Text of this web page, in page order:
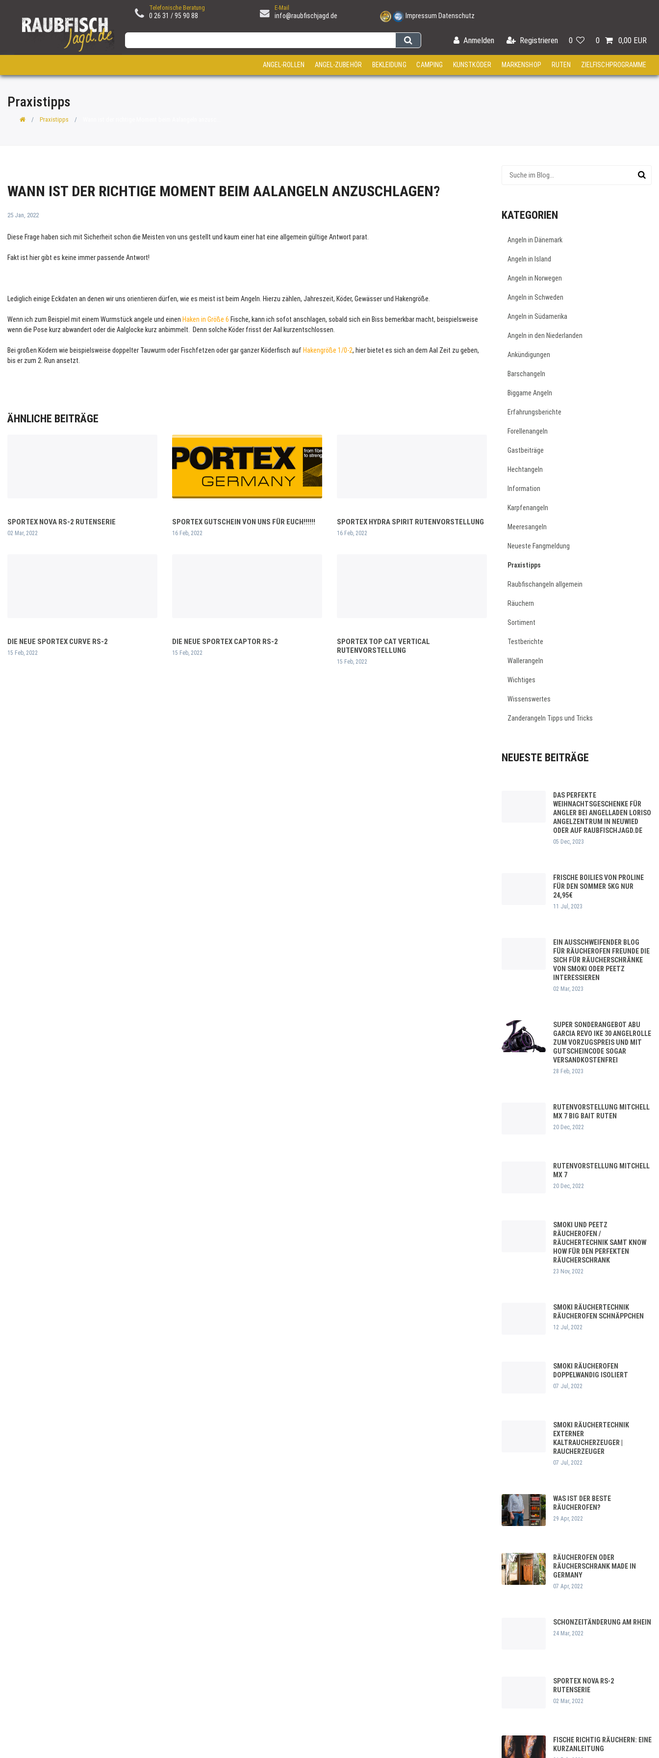
Telefonische Beratung
0 26 31 / 95 90 88
E-Mail
info@raubfischjagd.de Impressum Datenschutz
Anmelden Registrieren 0 0 0,00 EUR
ANGEL-ROLLEN ANGEL-ZUBEHÖR BEKLEIDUNG CAMPING KUNSTKÖDER MARKENSHOP RUTEN ZIELFISCHPROGRAMME
Praxistipps
Praxistipps
WANN IST DER RICHTIGE MOMENT BEIM AALANGELN ANZUSCHLAGEN?
25 Jan, 2022
Diese Frage haben sich mit Sicherheit schon die Meisten von uns gestellt und kaum einer hat eine allgemein gültige Antwort parat.
Fakt ist hier gibt es keine immer passende Antwort!
Lediglich einige Eckdaten an denen wir uns orientieren dürfen, wie es meist ist beim Angeln. Hierzu zählen, Jahreszeit, Köder, Gewässer und Hakengröße.
Wenn ich zum Beispiel mit einem Wurmstück angele und einen Haken in Größe 6 Fische, kann ich sofot anschlagen, sobald sich ein Biss bemerkbar macht, beispielsweise
wenn die Pose kurz abwandert oder die Aalglocke kurz anbimmelt. Denn solche Köder frisst der Aal kurzentschlossen.
Bei großen Ködern wie beispielsweise doppelter Tauwurm oder Fischfetzen oder gar ganzer Köderfisch auf Hakengröße 1/0-2, hier bietet es sich an dem Aal Zeit zu geben,
bis er zum 2. Run ansetzt.
ÄHNLICHE BEITRÄGE
SPORTEX NOVA RS-2 RUTENSERIE
02 Mar, 2022
SPORTEX GUTSCHEIN VON UNS FÜR EUCH!!!!!!
16 Feb, 2022
SPORTEX HYDRA SPIRIT RUTENVORSTELLUNG
16 Feb, 2022
DIE NEUE SPORTEX CURVE RS-2
15 Feb, 2022
DIE NEUE SPORTEX CAPTOR RS-2
15 Feb, 2022
SPORTEX TOP CAT VERTICAL
RUTENVORSTELLUNG
15 Feb, 2022
KATEGORIEN
Angeln in Dänemark
Angeln in Island
Angeln in Norwegen
Angeln in Schweden
Angeln in Südamerika
Angeln in den Niederlanden
Ankündigungen
Barschangeln
Biggame Angeln
Erfahrungsberichte
Forellenangeln
Gastbeiträge
Hechtangeln
Information
Karpfenangeln
Meeresangeln
Neueste Fangmeldung
Praxistipps
Raubfischangeln allgemein
Räuchern
Sortiment
Testberichte
Wallerangeln
Wichtiges
Wissenswertes
Zanderangeln Tipps und Tricks
NEUESTE BEITRÄGE
DAS PERFEKTE
WEIHNACHTSGESCHENKE FÜR
ANGLER BEI ANGELLADEN LORISO
ANGELZENTRUM IN NEUWIED
ODER AUF RAUBFISCHJAGD.DE
05 Dec, 2023
FRISCHE BOILIES VON PROLINE
FÜR DEN SOMMER 5KG NUR
24,95€
11 Jul, 2023
EIN AUSSCHWEIFENDER BLOG
FÜR RÄUCHEROFEN FREUNDE DIE
SICH FÜR RÄUCHERSCHRÄNKE
VON SMOKI ODER PEETZ
INTERESSIEREN
02 Mar, 2023
SUPER SONDERANGEBOT ABU
GARCIA REVO IKE 30 ANGELROLLE
ZUM VORZUGSPREIS UND MIT
GUTSCHEINCODE SOGAR
VERSANDKOSTENFREI
28 Feb, 2023
RUTENVORSTELLUNG MITCHELL
MX 7 BIG BAIT RUTEN
20 Dec, 2022
RUTENVORSTELLUNG MITCHELL
MX 7
20 Dec, 2022
SMOKI UND PEETZ
RÄUCHEROFEN /
RÄUCHERTECHNIK SAMT KNOW
HOW FÜR DEN PERFEKTEN
RÄUCHERSCHRANK
23 Nov, 2022
SMOKI RÄUCHERTECHNIK
RÄUCHEROFEN SCHNÄPPCHEN
12 Jul, 2022
SMOKI RÄUCHEROFEN
DOPPELWANDIG ISOLIERT
07 Jul, 2022
SMOKI RÄUCHERTECHNIK
EXTERNER
KALTRAUCHERZEUGER |
RAUCHERZEUGER
07 Jul, 2022
WAS IST DER BESTE
RÄUCHEROFEN?
29 Apr, 2022
RÄUCHEROFEN ODER
RÄUCHERSCHRANK MADE IN
GERMANY
07 Apr, 2022
SCHONZEITÄNDERUNG AM RHEIN
24 Mar, 2022
SPORTEX NOVA RS-2
RUTENSERIE
02 Mar, 2022
FISCHE RICHTIG RÄUCHERN: EINE
KURZANLEITUNG